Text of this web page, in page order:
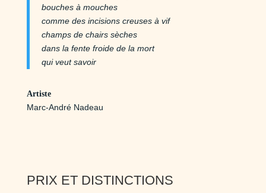
bouches à mouches
comme des incisions creuses à vif
champs de chairs sèches
dans la fente froide de la mort
qui veut savoir
Artiste
Marc-André Nadeau
PRIX ET DISTINCTIONS